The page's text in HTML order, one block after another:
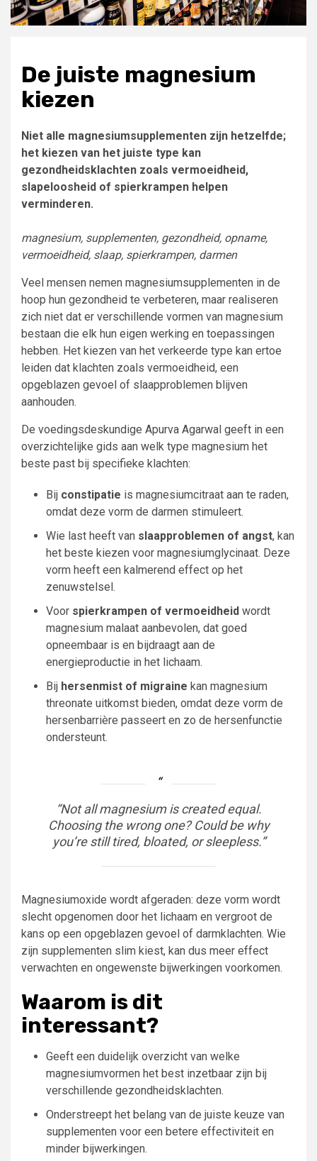
De juiste magnesium
kiezen
Niet alle magnesiumsupplementen zijn hetzelfde;
het kiezen van het juiste type kan
gezondheidsklachten zoals vermoeidheid,
slapeloosheid of spierkrampen helpen
verminderen.
magnesium, supplementen, gezondheid, opname,
vermoeidheid, slaap, spierkrampen, darmen
Veel mensen nemen magnesiumsupplementen in de
hoop hun gezondheid te verbeteren, maar realiseren
zich niet dat er verschillende vormen van magnesium
bestaan die elk hun eigen werking en toepassingen
hebben. Het kiezen van het verkeerde type kan ertoe
leiden dat klachten zoals vermoeidheid, een
opgeblazen gevoel of slaapproblemen blijven
aanhouden.
De voedingsdeskundige Apurva Agarwal geeft in een
overzichtelijke gids aan welk type magnesium het
beste past bij specifieke klachten:
Bij constipatie is magnesiumcitraat aan te raden,
omdat deze vorm de darmen stimuleert.
Wie last heeft van slaapproblemen of angst, kan
het beste kiezen voor magnesiumglycinaat. Deze
vorm heeft een kalmerend effect op het
zenuwstelsel.
Voor spierkrampen of vermoeidheid wordt
magnesium malaat aanbevolen, dat goed
opneembaar is en bijdraagt aan de
energieproductie in het lichaam.
Bij hersenmist of migraine kan magnesium
threonate uitkomst bieden, omdat deze vorm de
hersenbarrière passeert en zo de hersenfunctie
ondersteunt.
“Not all magnesium is created equal.
Choosing the wrong one? Could be why
you’re still tired, bloated, or sleepless.”
Magnesiumoxide wordt afgeraden: deze vorm wordt
slecht opgenomen door het lichaam en vergroot de
kans op een opgeblazen gevoel of darmklachten. Wie
zijn supplementen slim kiest, kan dus meer effect
verwachten en ongewenste bijwerkingen voorkomen.
Waarom is dit
interessant?
Geeft een duidelijk overzicht van welke
magnesiumvormen het best inzetbaar zijn bij
verschillende gezondheidsklachten.
Onderstreept het belang van de juiste keuze van
supplementen voor een betere effectiviteit en
minder bijwerkingen.